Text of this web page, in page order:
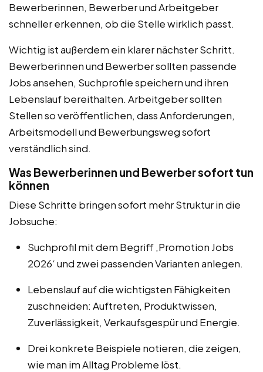
Bewerberinnen, Bewerber und Arbeitgeber
schneller erkennen, ob die Stelle wirklich passt.
Wichtig ist außerdem ein klarer nächster Schritt.
Bewerberinnen und Bewerber sollten passende
Jobs ansehen, Suchprofile speichern und ihren
Lebenslauf bereithalten. Arbeitgeber sollten
Stellen so veröffentlichen, dass Anforderungen,
Arbeitsmodell und Bewerbungsweg sofort
verständlich sind.
Was Bewerberinnen und Bewerber sofort tun
können
Diese Schritte bringen sofort mehr Struktur in die
Jobsuche:
Suchprofil mit dem Begriff ‚Promotion Jobs
2026‘ und zwei passenden Varianten anlegen.
Lebenslauf auf die wichtigsten Fähigkeiten
zuschneiden: Auftreten, Produktwissen,
Zuverlässigkeit, Verkaufsgespür und Energie.
Drei konkrete Beispiele notieren, die zeigen,
wie man im Alltag Probleme löst.